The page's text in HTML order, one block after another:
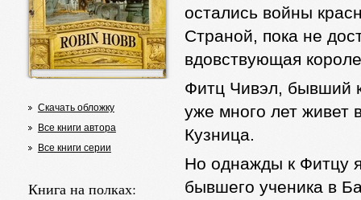
Скачать обложку
Все книги автора
Все книги серии
Книга на полках:
остались войны
Страной, пока не
вдовствующая
Фитц Чивэл, бывший
уже много лет живет
Кузница.
Но однажды к Фитцу
бывшего ученика в